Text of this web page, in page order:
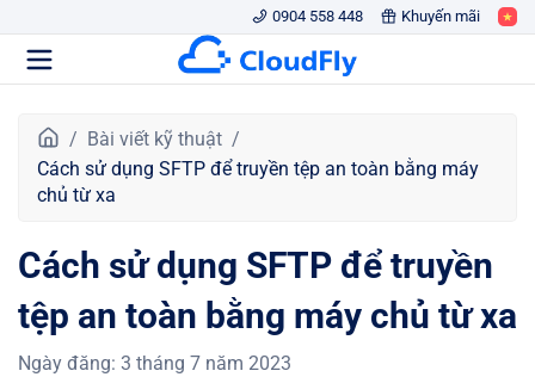
0904 558 448 Khuyến mãi
r
a
c
ủ
Bài viết kỹ thuật
Cách sử dụng SFTP để truyền tệp an toàn bằng máy
chủ từ xa
Cách sử dụng SFTP để truyền
tệp an toàn bằng máy chủ từ xa
Ngày đăng: 3 tháng 7 năm 2023